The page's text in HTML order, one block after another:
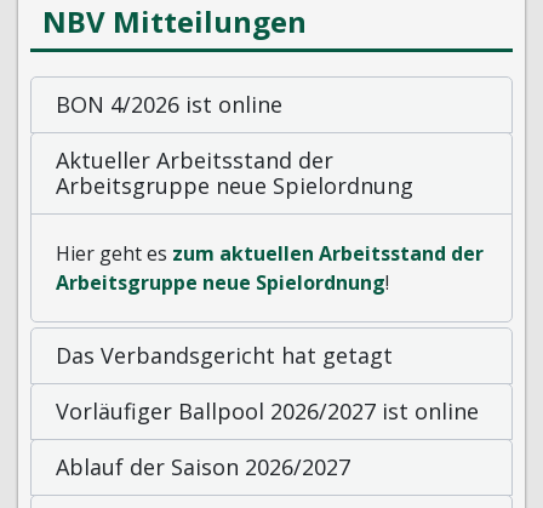
NBV Mitteilungen
BON 4/2026 ist online
Aktueller Arbeitsstand der
Arbeitsgruppe neue Spielordnung
Hier geht es zum aktuellen Arbeitsstand der
Arbeitsgruppe neue Spielordnung!
Das Verbandsgericht hat getagt
Vorläufiger Ballpool 2026/2027 ist online
Ablauf der Saison 2026/2027